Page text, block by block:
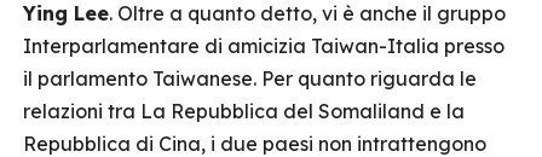
Ying Lee. Oltre a quanto detto, vi è anche il gruppo
Interparlamentare di amicizia Taiwan-Italia presso
il parlamento Taiwanese. Per quanto riguarda le
relazioni tra La Repubblica del Somaliland e la
Repubblica di Cina, i due paesi non intrattengono